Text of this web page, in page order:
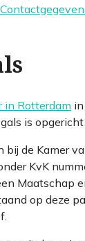
in Rotterdam
gals is
bij de Kamer
KvK
Maatschap
op deze